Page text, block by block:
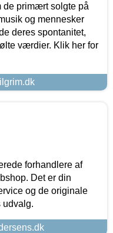
de primært solgte på
og mennesker
deres spontanitet,
værdier. Klik her for
forhandlere af
Det er din
og de originale
udvalg.